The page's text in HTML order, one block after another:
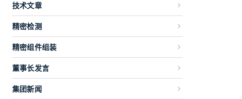
技术文章
精密检测
精密组件组装
董事长发言
集团新闻